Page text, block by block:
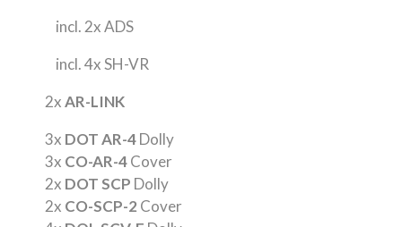
incl. 2x ADS
incl. 4x SH-VR
2xAR-LINK
3x DOT AR-4Dolly
3x CO-AR-4Cover
2x DOT SCP Dolly
2x CO-SCP-2 Cover